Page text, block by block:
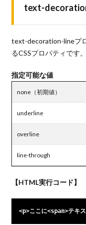
text-
text-decoration-lineプ
るCSSプロパティです。
指定可能な値
none（初期値）
underline
overline
line-through
【HTML実行コード】
<p>ここに<span>テキ